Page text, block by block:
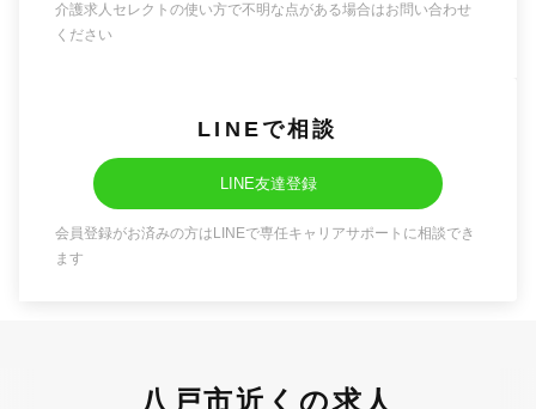
介護求人セレクトの使い方で不明な点がある場合はお問い合わせ
ください
LINEで相談
LINE友達登録
会員登録がお済みの方はLINEで専任キャリアサポートに相談でき
ます
八戸市近くの求人